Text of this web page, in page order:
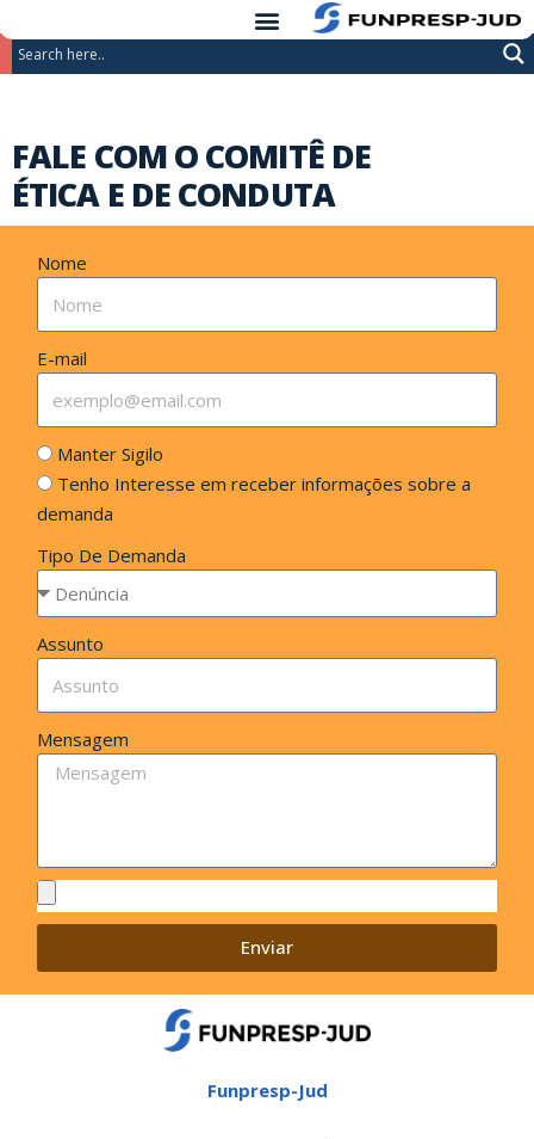
Pular
conteúdo
FALE COM O COMITÊ DE
ÉTICA E DE CONDUTA
Nome
E-mail
Manter Sigilo
Tenho Interesse em receber informações sobre a
demanda
Tipo De Demanda
Assunto
Mensagem
Enviar
Funpresp-Jud